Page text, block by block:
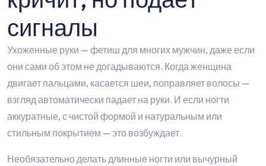
сигналы
Ухоженные руки — фетиш для многих мужчин, даже если
они сами об этом не догадываются. Когда женщина
двигает пальцами, касается шеи, поправляет волосы —
взгляд автоматически падает на руки. И если ногти
аккуратные, с чистой формой и натуральным или
стильным покрытием — это возбуждает.
Необязательно делать длинные ногти или вычурный